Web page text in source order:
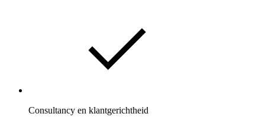
Consultancy en klantgerichtheid